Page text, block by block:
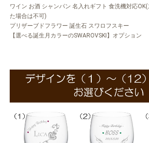
ワイン お酒 シャンパン 名入れギフト 食洗機対応
た場合は不可)
プリザーブドフラワー 誕生石 スワロフスキー
【選べる誕生月カラーのSWAROVSKI】オプション